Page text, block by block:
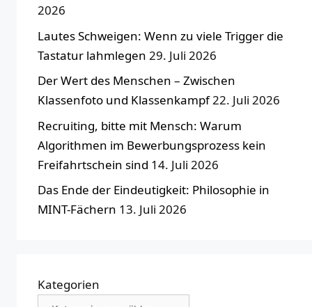
2026
Lautes Schweigen: Wenn zu viele Trigger die
Tastatur lahmlegen 29. Juli 2026
Der Wert des Menschen – Zwischen
Klassenfoto und Klassenkampf22. Juli 2026
Recruiting, bitte mit Mensch: Warum
Algorithmen im Bewerbungsprozess kein
Freifahrtschein sind 14. Juli 2026
Das Ende der Eindeutigkeit: Philosophie in
MINT-Fächern 13. Juli 2026
Kategorien